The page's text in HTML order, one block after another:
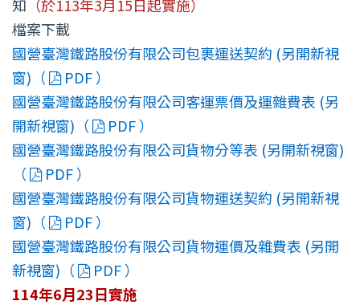
知 （於113年3月15日起實施）
檔案下載
國營臺灣鐵路股份有限公司包裹運送契約 (另開新視
窗)（
PDF ）
國營臺灣鐵路股份有限公司客運票價及運雜費表 (另
開新視窗)（
PDF ）
國營臺灣鐵路股份有限公司貨物分等表 (另開新視窗)
（
PDF ）
國營臺灣鐵路股份有限公司貨物運送契約 (另開新視
窗)（
PDF ）
國營臺灣鐵路股份有限公司貨物運價及雜費表 (另開
新視窗)（
PDF ）
114年6月23日實施